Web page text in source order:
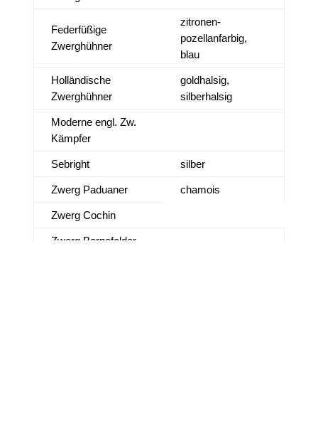
Federfüßige
Zwerghühner
zitronen-
pozellanfarbig,
blau
Holländische
Zwerghühner
goldhalsig,
silberhalsig
Moderne engl. Zw.
Kämpfer
Sebright silber
Zwerg Paduaner chamois
Zwerg Cochin
Zwerg Barnefelder